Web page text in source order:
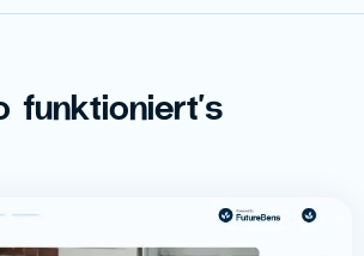
funktioniert's